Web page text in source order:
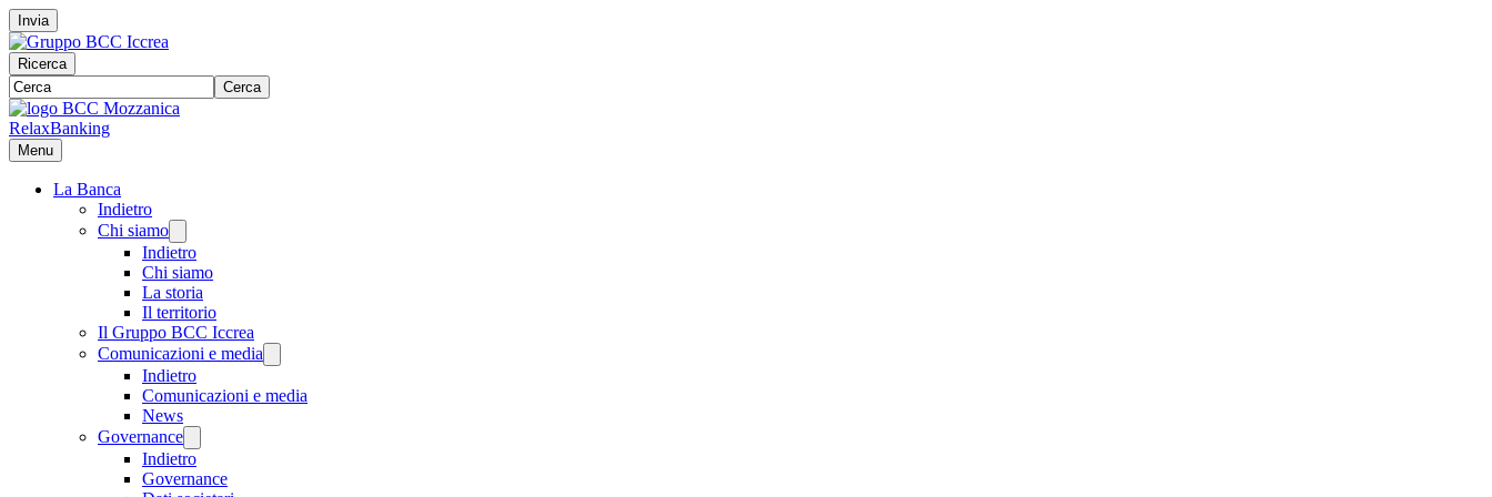
Invia
Ricerca
Cerca
RelaxBanking
Menu
La Banca
Indietro
Chi siamo
Indietro
Chi siamo
La storia
Il territorio
Il Gruppo BCC Iccrea
Comunicazioni e media
Indietro
Comunicazioni e media
News
Governance
Indietro
Governance